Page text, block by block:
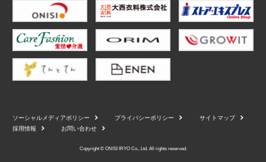
ソーシャルメディアポリシー プライバシーポリシー
サイトマップ
採用情報
お問い合わせ
Copyright © ONISI IRYO Co., Ltd. All rights reserved.